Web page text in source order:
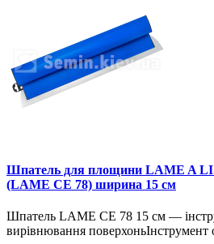
Шпатель для площини LAME A
(LAME CE 78) ширина 15 см
Шпатель LAME CE 78 15 см —
вирівнювання